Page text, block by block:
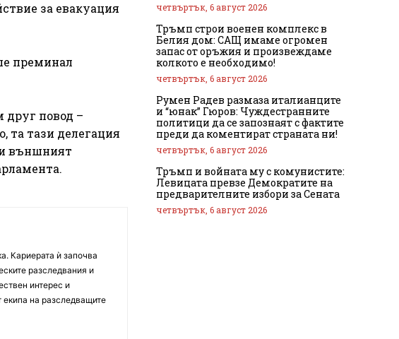
за евакуация
преминал
друг повод –
та тази делегация
външният
Кариерата ѝ започва
разследвания и
интерес и
на разследващите
четвъртък, 6 август 2026
Тръмп строи военен комплекс в
Белия дом: САЩ имаме огромен
запас от оръжия и произвеждаме
колкото е необходимо!
четвъртък, 6 август 2026
Румен Радев размаза италианците
и “юнак” Гюров: Чуждестранните
политици да се запознаят с фактите
преди да коментират страната ни!
четвъртък, 6 август 2026
Тръмп и войната му с комунистите:
Левицата превзе Демократите на
предварителните избори за Сената
четвъртък, 6 август 2026